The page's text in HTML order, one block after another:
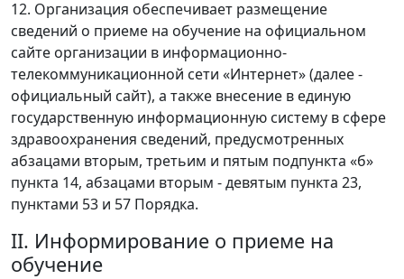
12. Организация обеспечивает размещение
сведений о приеме на обучение на официальном
сайте организации в информационно-
телекоммуникационной сети «Интернет» (далее -
официальный сайт), а также внесение в единую
государственную информационную систему в сфере
здравоохранения сведений, предусмотренных
абзацами вторым, третьим и пятым подпункта «б»
пункта 14, абзацами вторым - девятым пункта 23,
пунктами 53 и 57 Порядка.
II. Информирование о приеме на
обучение